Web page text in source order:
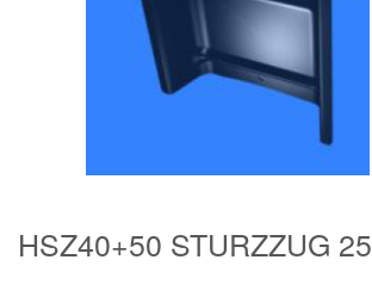
HSZ40+50 STURZZUG 25